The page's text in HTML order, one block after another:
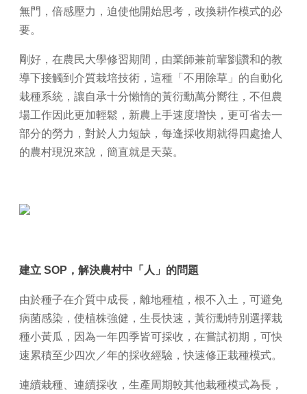
無門，倍感壓力，迫使他開始思考，改換耕作模式的必
要。
剛好，在農民大學修習期間，由業師兼前輩劉讚和的教
導下接觸到介質栽培技術，這種「不用除草」的自動化
栽種系統，讓自承十分懶惰的黃衍勳萬分嚮往，不但農
場工作因此更加輕鬆，新農上手速度增快，更可省去一
部分的勞力，對於人力短缺，每逢採收期就得四處搶人
的農村現況來說，簡直就是天菜。
建立 SOP，解決農村中「人」的問題
由於種子在介質中成長，離地種植，根不入土，可避免
病菌感染，使植株強健，生長快速，黃衍勳特別選擇栽
種小黃瓜，因為一年四季皆可採收，在嘗試初期，可快
速累積至少四次／年的採收經驗，快速修正栽種模式。
連續栽種、連續採收，生產周期較其他栽種模式為長，